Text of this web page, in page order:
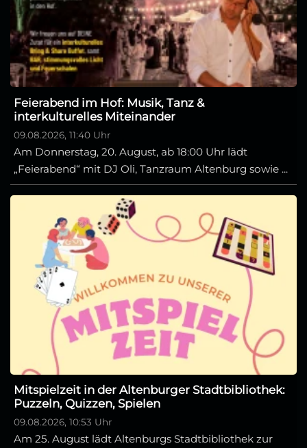
Feierabend im Hof: Musik, Tanz &
interkulturelles Miteinander
09.08.2026, 11:40 Uhr
Am Donnerstag, 20. August, ab 18:00 Uhr lädt
„Feierabend“ mit DJ Oli, Tanzraum Altenburg sowie ...
Mitspielzeit in der Altenburger Stadtbibliothek:
Puzzeln, Quizzen, Spielen
09.08.2026, 10:53 Uhr
Am 25. August lädt Altenburgs Stadtbibliothek zur